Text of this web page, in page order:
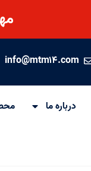
info@mtm۱۴.com
درباره ما